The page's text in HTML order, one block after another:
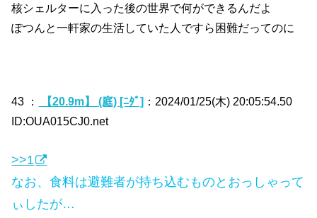
核シェルターに入った後の世界で何ができるんだよ
ぽつんと一軒家の生活していた人ですら困難だってのに
43 ： 【20.9m】 (庭) [ﾆﾀﾞ] ：2024/01/25(木) 20:05:54.50
ID:OUA015CJ0.net
>>1
なお、食料は避難者が持ち込むものとおっしゃって
ぃしたが…